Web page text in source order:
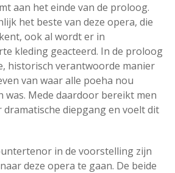
aan het einde van de proloog.
het beste van deze opera, die
ook al wordt er in
kleding geacteerd. In de proloog
historisch verantwoorde manier
van waar alle poeha nou
was. Mede daardoor bereikt men
dramatische diepgang en voelt dit
in de voorstelling zijn
deze opera te gaan. De beide